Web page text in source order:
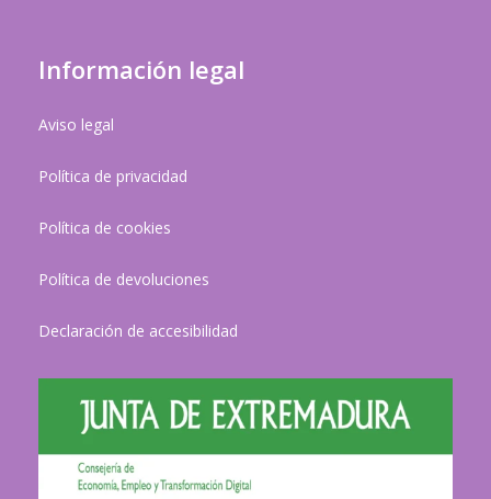
Información legal
Aviso legal
Política de privacidad
Política de cookies
Política de devoluciones
Declaración de accesibilidad